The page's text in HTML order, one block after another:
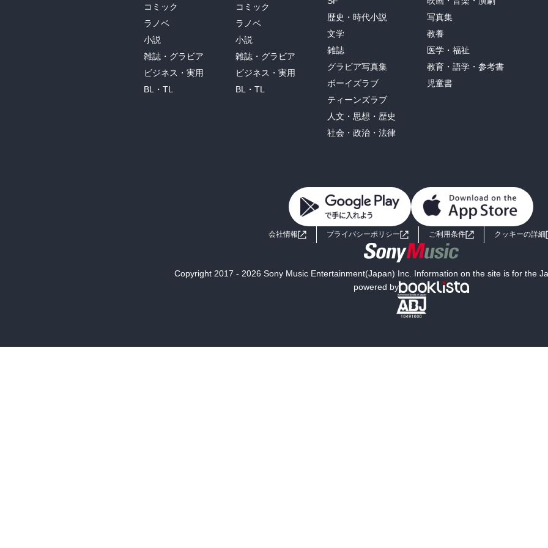
コミック
ラノベ
小説
雑誌・グラビア
ビジネス・実用
BL・TL
コミック
ラノベ
小説
雑誌・グラビア
ビジネス・実用
BL・TL
歴史・時代小説
文学
雑誌
グラビア写真集
ボーイズラブ
ティーンズラブ
人文・思想・歴史
社会・政治・法律
写真集
教養
医学・福祉
教育・語学・参考書
児童書
会社情報 プライバシーポリシー ご利用条件 クッキーの詳細
Copyright 2017 - 2026 Sony Music Entertainment(Japan) Inc. Information on the site is for the
powered by